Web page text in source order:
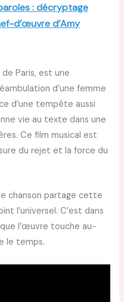
: décryptage
d’œuvre d’Amy
Paris, est une
d’une femme
d’une tempête aussi
vie au texte dans une
Ce film musical est
du rejet et la force du
chanson partage cette
l’universel. C’est dans
l’œuvre touche au-
le temps.